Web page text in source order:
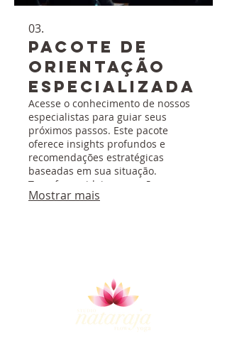
03.
Pacote de
Orientação
Especializada
Acesse o conhecimento de nossos
especialistas para guiar seus
próximos passos. Este pacote
oferece insights profundos e
recomendações estratégicas
baseadas em sua situação.
Transforme ideias em ações
concretas com nossa expertise.
Mostrar mais